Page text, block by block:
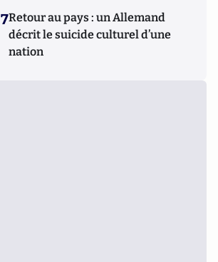
7Retour au pays : un Allemand
décrit le suicide culturel d’une
nation